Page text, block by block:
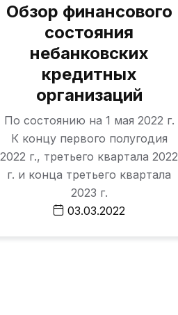
Обзор финансового
состояния
небанковских
кредитных
организаций
По состоянию на 1 мая 2022 г.
К концу первого полугодия
2022 г., третьего квартала 2022
г. и конца третьего квартала
2023 г.
03.03.2022